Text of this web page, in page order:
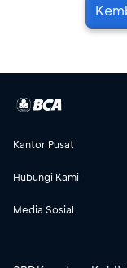
Kantor Pusat
Hubungi Kami
Media Sosial